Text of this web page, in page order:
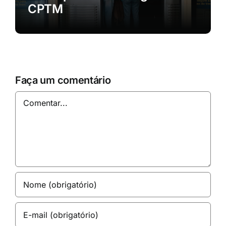
CPTM
Faça um comentário
Comentar